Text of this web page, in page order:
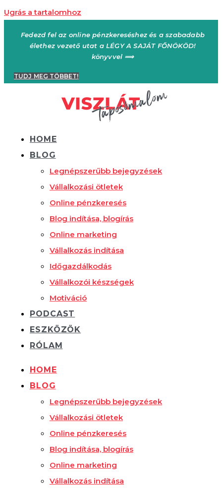
Ugrás a tartalomhoz
Fedezd fel az online pénzkereséshez és a szabadabb
élethez vezető utat a LÉGY A SAJÁT FŐNÖKÖD!
könyvvel ⟹
TUDJ MEG TÖBBET!
HOME
BLOG
Legnépszerűbb bejegyzések
Vállalkozási ötletek
Online pénzkeresés
Blog indítása, blogírás
Online marketing
Vállalkozás indítása
Időgazdálkodás
Vállalkozói készségek
Motiváció
PODCAST
ESZKÖZÖK
RÓLAM
HOME
BLOG
Legnépszerűbb bejegyzések
Vállalkozási ötletek
Online pénzkeresés
Blog indítása, blogírás
Online marketing
Vállalkozás indítása